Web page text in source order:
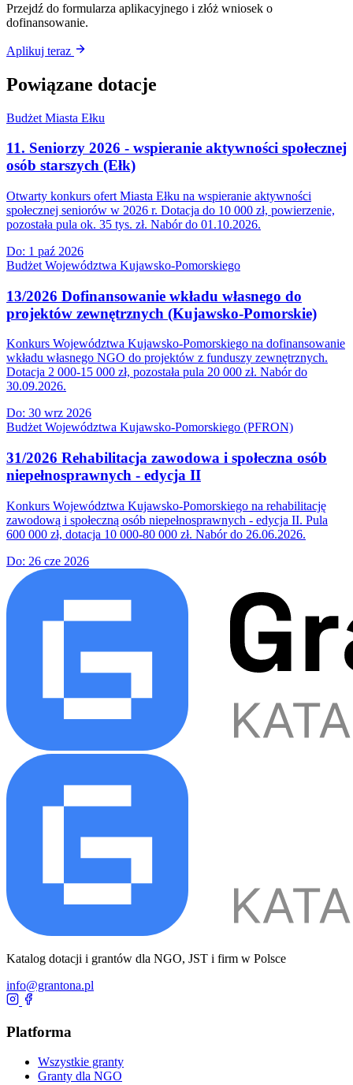
Przejdź do formularza aplikacyjnego i złóż wniosek o
dofinansowanie.
Aplikuj teraz
Powiązane dotacje
Budżet Miasta Ełku
11. Seniorzy 2026 - wspieranie aktywności społecznej
osób starszych (Ełk)
Otwarty konkurs ofert Miasta Ełku na wspieranie aktywności
społecznej seniorów w 2026 r. Dotacja do 10 000 zł, powierzenie,
pozostała pula ok. 35 tys. zł. Nabór do 01.10.2026.
Do: 1 paź 2026
Budżet Województwa Kujawsko-Pomorskiego
13/2026 Dofinansowanie wkładu własnego do
projektów zewnętrznych (Kujawsko-Pomorskie)
Konkurs Województwa Kujawsko-Pomorskiego na dofinansowanie
wkładu własnego NGO do projektów z funduszy zewnętrznych.
Dotacja 2 000-15 000 zł, pozostała pula 20 000 zł. Nabór do
30.09.2026.
Do: 30 wrz 2026
Budżet Województwa Kujawsko-Pomorskiego (PFRON)
31/2026 Rehabilitacja zawodowa i społeczna osób
niepełnosprawnych - edycja II
Konkurs Województwa Kujawsko-Pomorskiego na rehabilitację
zawodową i społeczną osób niepełnosprawnych - edycja II. Pula
600 000 zł, dotacja 10 000-80 000 zł. Nabór do 26.06.2026.
Do: 26 cze 2026
Katalog dotacji i grantów dla NGO, JST i firm w Polsce
info@grantona.pl
Platforma
Wszystkie granty
Granty dla NGO